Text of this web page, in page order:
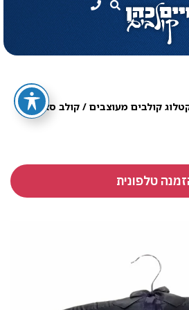
קולבים מעוצבים / קולב סאטן
טלפונית